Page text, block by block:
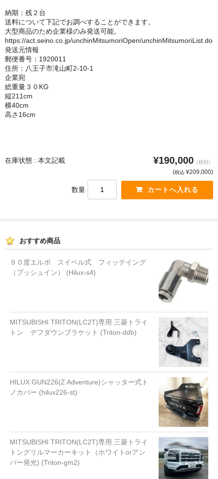
納期：残２台
送料について下記でお調べすることができます。
大型商品のため企業様のみ発送可能。
https://act.seino.co.jp/unchinMitsumoriOpen/unchinMitsumoriList.do
発送元情報
郵便番号：1920011
住所：八王子市滝山町2-10-1
企業宛
総重量３０KG
縦211cm
横40cm
高さ16cm
在庫状態 : 本文記載 ¥190,000 （税別）
(税込 ¥209,000)
数量
おすすめ商品
９０度エルボ スイベル式 フィッテイング
（プッシュイン） (Hilux-s4)
MITSUBISHI TRITON(LC2T)専用 三菱トライ
トン デフダウンブラケット (Triton-ddb)
HILUX GUN226(Z Adventure)シャッター式ト
ノカバー (hilux226-st)
MITSUBISHI TRITON(LC2T)専用 三菱トライ
トングリルマーカーキット（ホワイトorアン
バー発光) (Triton-gm2)